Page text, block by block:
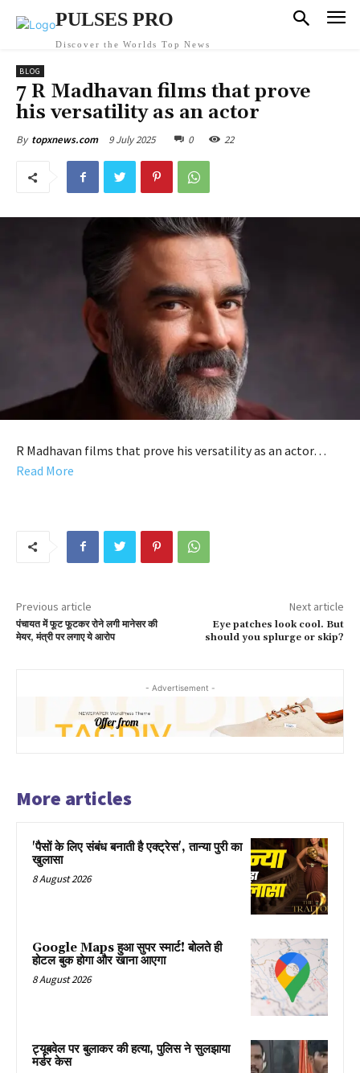
PULSES PRO
Discover the Worlds Top News
BLOG
7 R Madhavan films that prove
his versatility as an actor
By topxnews.com 9 July 2025 0 22
R Madhavan films that prove his versatility as an actor…
Read More
Previous article
पंचायत में फूट फूटकर रोने लगी मानेसर की
मेयर, मंत्री पर लगाए ये आरोप
Next article
Eye patches look cool. But
should you splurge or skip?
- Advertisement -
More articles
'पैसों के लिए संबंध बनाती है एक्ट्रेस', तान्या पुरी का
खुलासा
8 August 2026
Google Maps हुआ सुपर स्मार्ट! बोलते ही
होटल बुक होगा और खाना आएगा
8 August 2026
ट्यूबवेल पर बुलाकर की हत्या, पुलिस ने सुलझाया
मर्डर केस